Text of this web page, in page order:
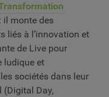
il monte des
liés à l’innovation et
de Live pour
ludique et
sociétés dans leur
(Digital Day,